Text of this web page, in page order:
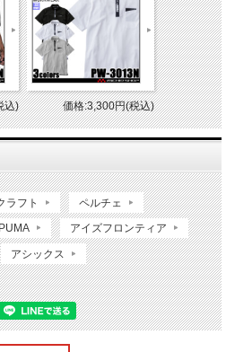
込) 価格:3,300円(税込)
ラフト ペルチェ
PUMA アイズフロンティア
アシックス